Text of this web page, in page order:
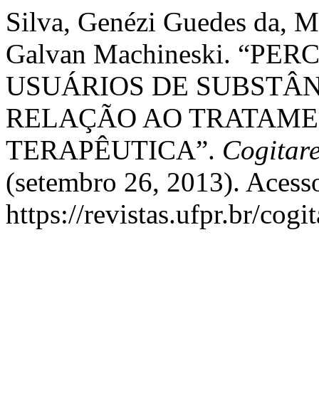
Silva, Genézi Guedes da,
Galvan Machineski.
USUÁRIOS DE
RELAÇÃO AO
TERAPÊUTICA”.
(setembro 26, 2013).
https://revistas.ufpr.br/